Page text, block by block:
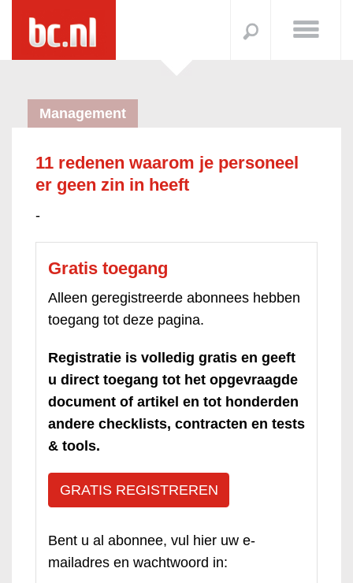
Management
11 redenen waarom je personeel
er geen zin in heeft
-
Gratis toegang
Alleen geregistreerde abonnees hebben
toegang tot deze pagina.
Registratie is volledig gratis en geeft
u direct toegang tot het opgevraagde
document of artikel en tot honderden
andere checklists, contracten en tests
& tools.
GRATIS REGISTREREN
Bent u al abonnee, vul hier uw e-
mailadres en wachtwoord in: